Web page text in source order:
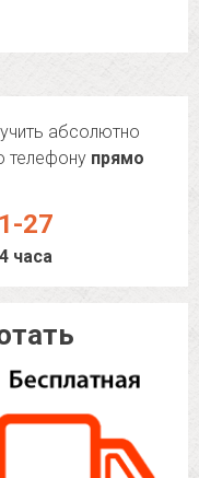
абсолютно
телефону прямо
27
часа